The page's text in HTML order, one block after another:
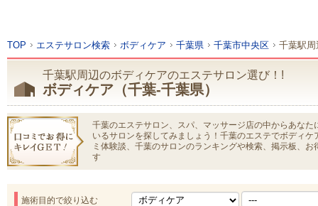
TOP エステサロン検索 ボディケア 千葉県 千葉市中央区 千葉駅周
千葉駅周辺のボディケアのエステサロン選び！!
ボディケア（千葉-千葉県）
千葉のエステサロン、スパ、マッサージ店の中からあな
いるサロンを探してみましょう！千葉のエステでボディ
ミ体験談、千葉のサロンのランキングや検索、掲示板、
す
施術目的で絞り込む